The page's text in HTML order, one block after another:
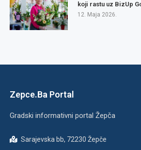
koji rastu uz BizUp
12. Maja 2026.
Zepce.Ba Portal
Gradski informativni portal Žepča
Sarajevska bb, 72230 Žepče